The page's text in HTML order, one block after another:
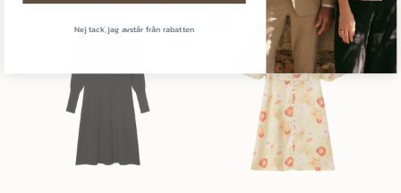
Nej tack, jag avstår från rabatten